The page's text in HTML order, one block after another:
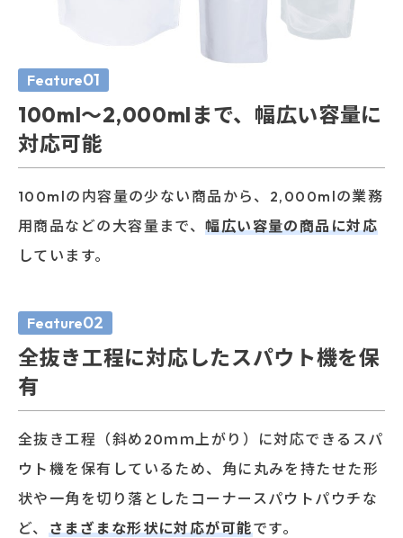
Feature01
100ml〜2,000mlまで、 幅広い容量に
対応可能
100mlの内容量の少ない商品から、2,000mlの業務
用商品などの大容量まで、幅広い容量の商品に対応
しています。
Feature02
全抜き工程に対応したスパウト機を保
有
全抜き工程（斜め20ｍｍ上がり）に対応できるスパ
ウト機を保有しているため、角に丸みを持たせた形
状や一角を切り落としたコーナースパウトパウチな
ど、
さまざまな形状に対応が可能です。